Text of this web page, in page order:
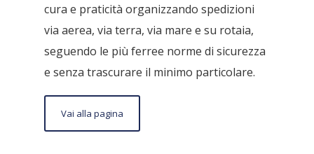
cura e praticità organizzando spedizioni
via aerea, via terra, via mare e su rotaia,
seguendo le più ferree norme di sicurezza
e senza trascurare il minimo particolare.
Vai alla pagina